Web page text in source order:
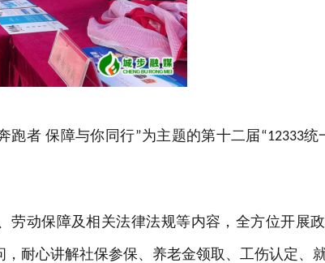
跑者 保障与你同行”为主题的第十二届“12333统
动保障及相关法律法规等内容，全方位开展
耐心讲解社保参保、养老金领取、工伤认定、